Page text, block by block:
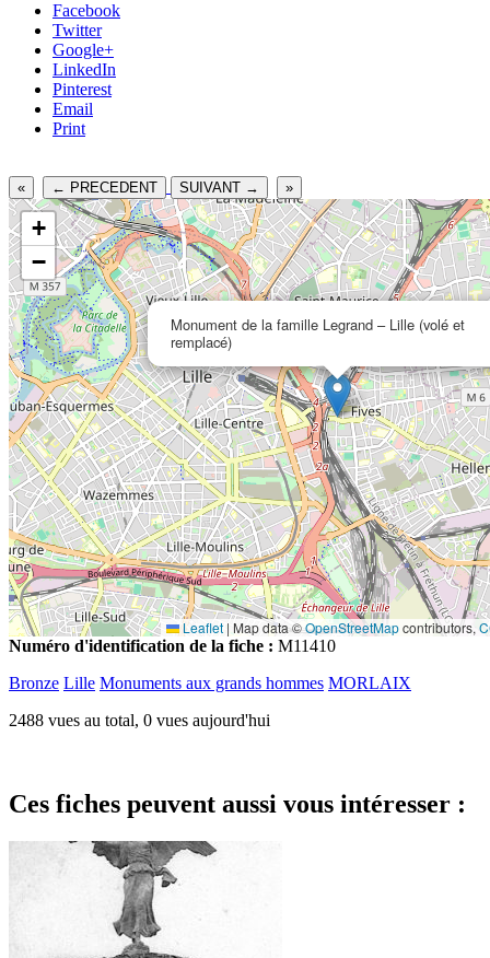
Facebook
Twitter
Google+
LinkedIn
Pinterest
Email
Print
« ← PRECEDENT SUIVANT → »
Monument de la famille Legrand – Lille (volé et
remplacé)
+
−
Leaflet | Map data ©OpenStreetMapcontributors,
Numéro d'identification de la fiche : M11410
Bronze Lille Monuments aux grands hommes MORLAIX
2488 vues au total, 0 vues aujourd'hui
Ces fiches peuvent aussi vous intéresser :